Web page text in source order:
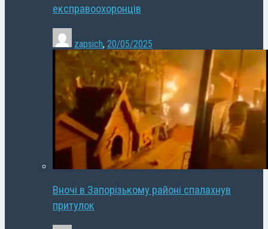
експравоохоронців
zapsich, 20/05/2025
Вночі в Запорізькому районі спалахнув
притулок